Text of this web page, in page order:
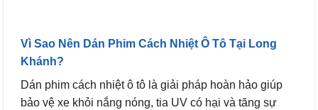
Vì Sao Nên Dán Phim Cách Nhiệt Ô Tô Tại Long
Khánh?
Dán phim cách nhiệt ô tô là giải pháp hoàn hảo giúp
bảo vệ xe khỏi nắng nóng, tia UV có hại và tăng sự